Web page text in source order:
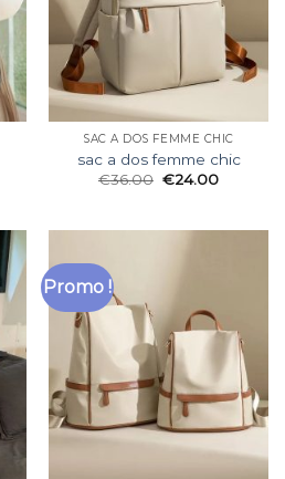
SAC A DOS FEMME CHIC
sac a dos femme chic
€36.00 €24.00
Promo !